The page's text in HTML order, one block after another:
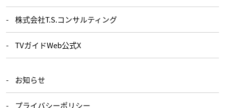
株式会社T.S.コンサルティング
TVガイドWeb公式X
お知らせ
プライバシーポリシー